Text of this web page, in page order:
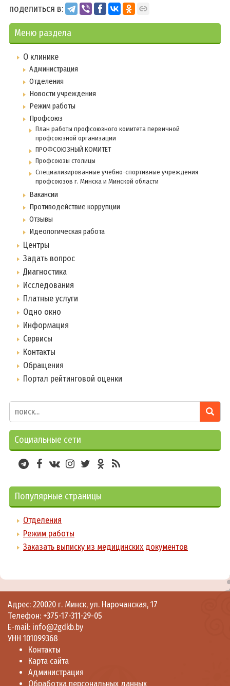
поделиться в:
Меню раздела
О клинике
Администрация
Отделения
Новости учреждения
Режим работы
Профсоюз
План работы профсоюзного комитета первичной
профсоюзной организации
ПРОФСОЮЗНЫЙ КОМИТЕТ
Профсоюзы столицы
Специализированные учебно-спортивные учреждения
профсоюзов г. Минска и Минской области
Вакансии
Противодействие коррупции
Отзывы
Идеологическая работа
Центры
Задать вопрос
Диагностика
Исследования
Платные услуги
Одно окно
Информация
Сервисы
Контакты
Обращения
Портал рейтинговой оценки
Социальные сети
Популярные страницы
Отделения
Режим работы
Заказать выписку из медицинских документов
Адрес: 220020 г. Минск, ул. Нарочанская, 17
Телефон: +375-17-311-29-05
E-mail: info@2gdkb.by
УНН 101099368
Контакты
Карта сайта
Администрация
Обработка персональных данных